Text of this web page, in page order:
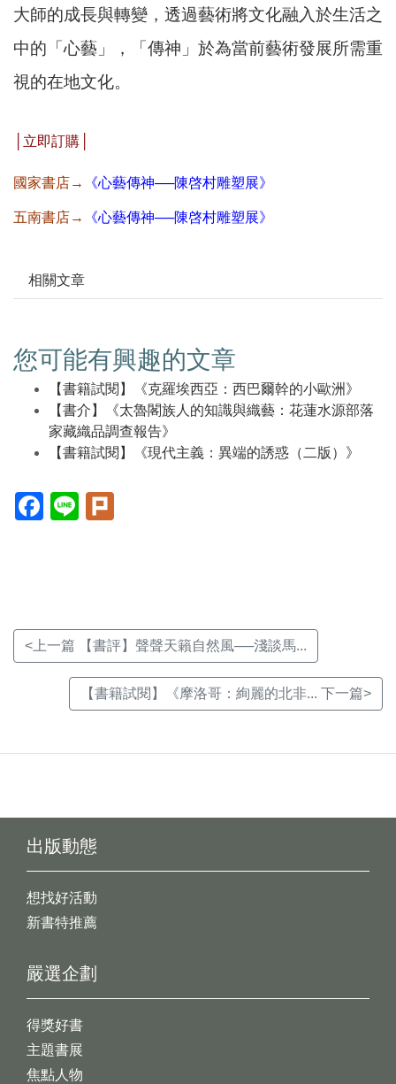
大師的成長與轉變，透過藝術將文化融入於生活之
中的「心藝」，「傳神」於為當前藝術發展所需重
視的在地文化。
│立即訂購│
國家書店→ 《心藝傳神──陳啓村雕塑展》
五南書店→ 《心藝傳神──陳啓村雕塑展》
相關文章
您可能有興趣的文章
【書籍試閱】《克羅埃西亞：西巴爾幹的小歐洲》
【書介】《太魯閣族人的知識與織藝：花蓮水源部落
家藏織品調查報告》
【書籍試閱】《現代主義：異端的誘惑（二版）》
Facebook(另
開
Line(另
開
<上一篇 【書評】聲聲天籟自然風──淺談馬...
【書籍試閱】《摩洛哥：絢麗的北非... 下一篇>
出版動態
想找好活動
新書特推薦
嚴選企劃
得獎好書
主題書展
焦點人物